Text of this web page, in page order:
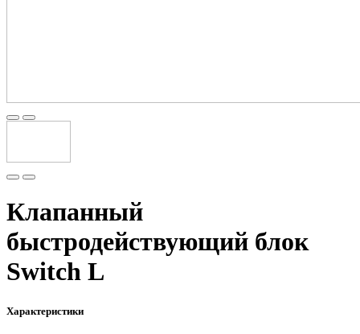
Клапанный
быстродействующий блок
Switch L
Характеристики